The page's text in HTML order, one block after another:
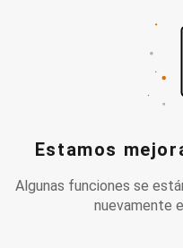
Estamos
Algunas funciones se
nuevamente